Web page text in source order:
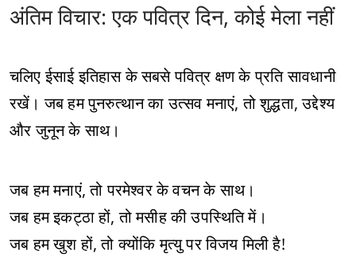
अंतिम विचार: एक पवित्र दिन, कोई मेला नहीं
चलिए ईसाई इतिहास के सबसे पवित्र क्षण के प्रति सावधानी
रखें। जब हम पुनरुत्थान का उत्सव मनाएं, तो शुद्धता, उद्देश्य
और जुनून के साथ।
जब हम मनाएं, तो परमेश्वर के वचन के साथ।
जब हम इकट्ठा हों, तो मसीह की उपस्थिति में।
जब हम खुश हों, तो क्योंकि मृत्यु पर विजय मिली है!